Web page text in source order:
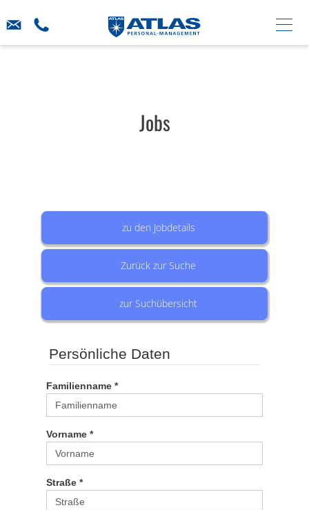
Jobs
zu den Jobdetails
Zurück zur Suche
zur Suchübersicht
Persönliche Daten
Familienname *
Vorname *
Straße *